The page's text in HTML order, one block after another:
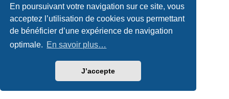
En poursuivant votre navigation sur ce site, vous
acceptez l’utilisation de cookies vous permettant
de bénéficier d’une expérience de navigation
optimale. En savoir plus…
J’accepte